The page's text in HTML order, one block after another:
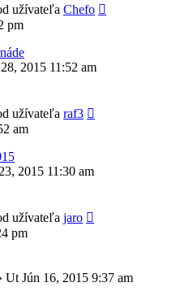
užívateľa Chefo
pm
2015 11:52 am
užívateľa raf3
am
2015 11:30 am
užívateľa jaro
pm
Ut Jún 16, 2015 9:37 am